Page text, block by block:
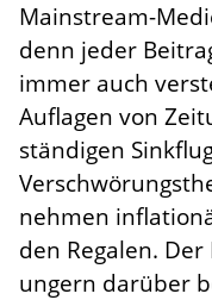
Mainstream-
denn jeder
immer auch
Auflagen von
ständigen
nehmen
den Regalen.
ungern darüber